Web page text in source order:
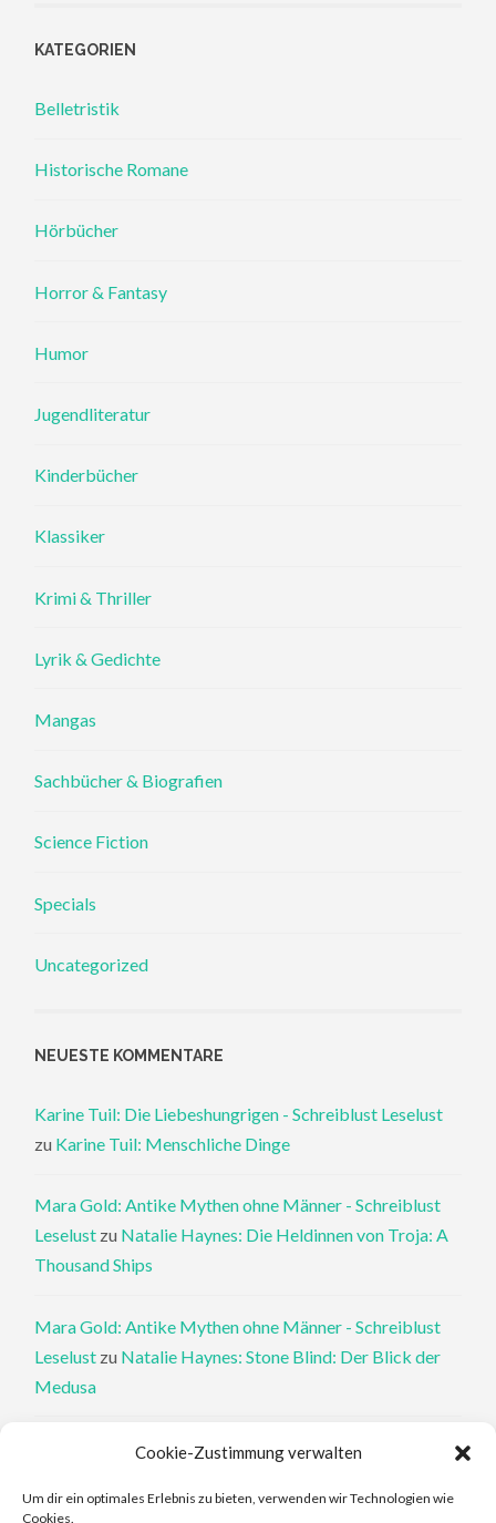
Cookie-Zustimmung verwalten
Um dir ein optimales Erlebnis zu bieten, verwenden wir Technologien wie
Cookies.
KATEGORIEN
Belletristik
Historische Romane
Hörbücher
Horror & Fantasy
Humor
Jugendliteratur
Kinderbücher
Klassiker
Krimi & Thriller
Lyrik & Gedichte
Mangas
Sachbücher & Biografien
Science Fiction
Specials
Uncategorized
NEUESTE KOMMENTARE
Karine Tuil: Die Liebeshungrigen - Schreiblust Leselust
zu Karine Tuil: Menschliche Dinge
Mara Gold: Antike Mythen ohne Männer - Schreiblust
Leselust zu Natalie Haynes: Die Heldinnen von Troja: A
Thousand Ships
Mara Gold: Antike Mythen ohne Männer - Schreiblust
Leselust zu Natalie Haynes: Stone Blind: Der Blick der
Medusa
Philippa Perry: Die Therapeutin und ihre Mörder: Dr. Pat
Philippa Perry: Das Buch, von dem du dir wünschst, deine